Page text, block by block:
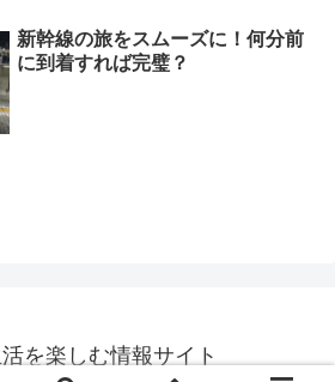
新幹線の旅をスムーズに！何分前
に到着すれば完璧？
を楽しむ情報サイト